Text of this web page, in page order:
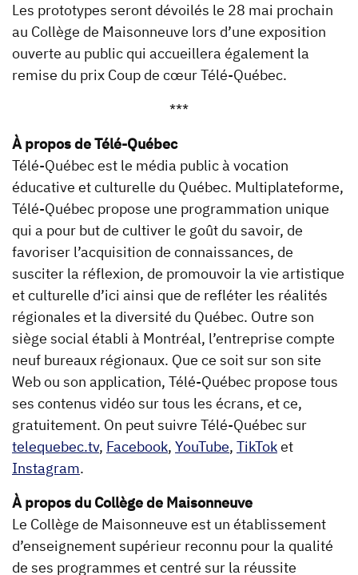
Les prototypes seront dévoilés le 28 mai prochain
au Collège de Maisonneuve lors d’une exposition
ouverte au public qui accueillera également la
remise du prix Coup de cœur Télé-Québec.
***
À propos de Télé-Québec
Télé-Québec est le média public à vocation
éducative et culturelle du Québec. Multiplateforme,
Télé-Québec propose une programmation unique
qui a pour but de cultiver le goût du savoir, de
favoriser l’acquisition de connaissances, de
susciter la réflexion, de promouvoir la vie artistique
et culturelle d’ici ainsi que de refléter les réalités
régionales et la diversité du Québec. Outre son
siège social établi à Montréal, l’entreprise compte
neuf bureaux régionaux. Que ce soit sur son site
Web ou son application, Télé-Québec propose tous
ses contenus vidéo sur tous les écrans, et ce,
gratuitement. On peut suivre Télé-Québec sur
telequebec.tv, Facebook, YouTube, TikToket
Instagram.
À propos du Collège de Maisonneuve
Le Collège de Maisonneuve est un établissement
d’enseignement supérieur reconnu pour la qualité
de ses programmes et centré sur la réussite